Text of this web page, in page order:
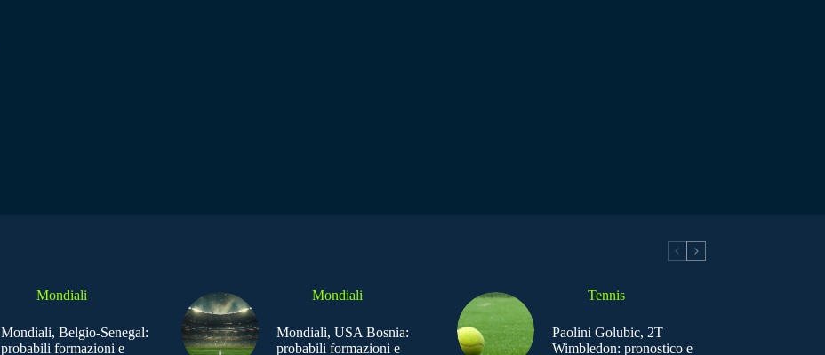
Mondiali
Mondiali, Belgio-Senegal:
probabili formazioni e
Mondiali
Mondiali, USA Bosnia:
probabili formazioni e
Tennis
Paolini Golubic, 2T
Wimbledon: pronostico e